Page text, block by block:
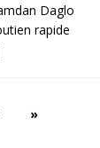
Daglo
rapide
»